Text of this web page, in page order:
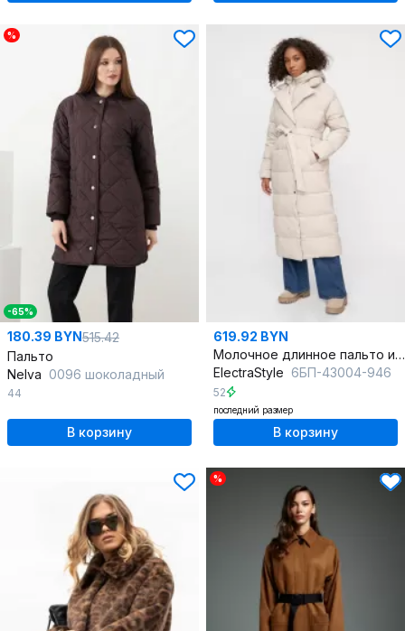
%
-65%
180.39 BYN515.42
Пальто
Nelva 0096 шоколадный
44
В корзину
619.92 BYN
Молочное длинное пальто из плащёвой ткани с пуговицами
ElectraStyle 6БП-43004-946
52
последний размер
В корзину
%